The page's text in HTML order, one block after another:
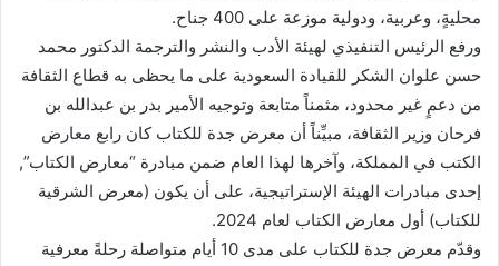
محليةٍ، وعربية، ودولية موزعة على 400 جناح.
ورفع الرئيس التنفيذي لهيئة الأدب والنشر والترجمة الدكتور محمد
حسن علوان الشكر للقيادة السعودية على ما يحظى به قطاع الثقافة
من دعمٍ غير محدود، مثمناً متابعة وتوجيه الأمير بدر بن عبدالله بن
فرحان وزير الثقافة، مبيِّناً أن معرض جدة للكتاب كان رابع معارض
الكتب في المملكة، وآخرها لهذا العام ضمن مبادرة “معارض الكتاب”,
إحدى مبادرات الهيئة الإستراتيجية، على أن يكون (معرض الشرقية
للكتاب) أول معارض الكتاب لعام 2024.
وقدّم معرض جدة للكتاب على مدى 10 أيام متواصلة رحلةً معرفية